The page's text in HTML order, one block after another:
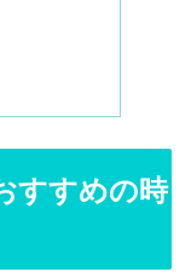
すすめの時